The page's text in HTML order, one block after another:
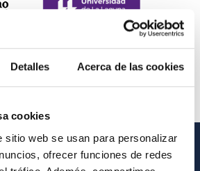
Detalles Acerca de las cookies
cookies
sitio web se usan para personalizar
ofrecer funciones de redes